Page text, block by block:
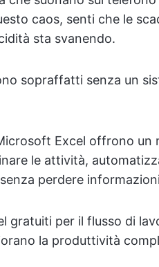
caos, senti che le
sta svanendo.
sopraffatti senza un
Excel offrono un
le attività,
perdere
gratuiti per il flusso di
la produttività